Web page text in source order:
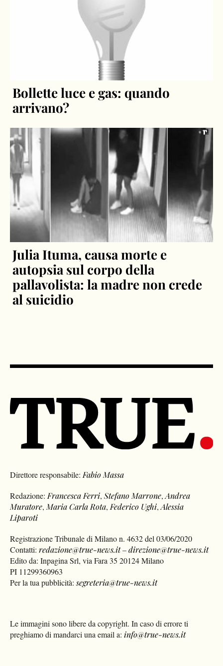
Bollette luce e gas: quando
arrivano?
Julia Ituma, causa morte e
autopsia sul corpo della
pallavolista: la madre non crede
al suicidio
Direttore responsabile: Fabio Massa
Redazione: Francesca Ferri,Stefano Marrone,Andrea
Muratore, Maria Carla Rota, Federico Ughi,Alessia
Liparoti
Registrazione Tribunale di Milano n. 4632 del 03/06/2020
Contatti:redazione@true-news.it–direzione@true-news.it
Edito da: Inpagina Srl, via Fara 35 20124 Milano
PI 11299360963
Per la tua pubblicità:segreteria@true-news.it
Le immagini sono libere da copyright. In caso di errore ti
preghiamo di mandarci una email a: info@true-news.it